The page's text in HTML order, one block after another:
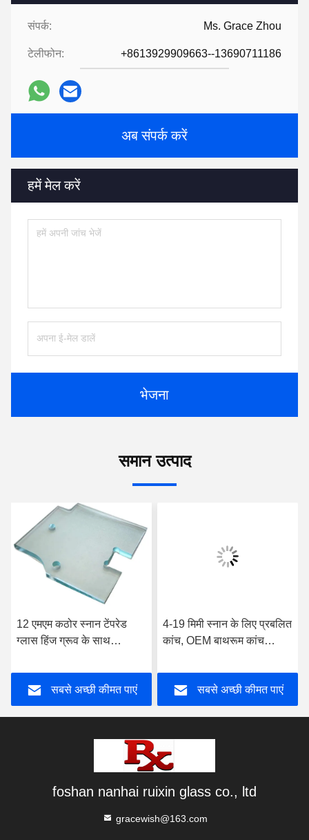
संपर्क: Ms. Grace Zhou
टेलीफोन: +8613929909663--13690711186
अब संपर्क करें
हमें मेल करें
भेजना
समान उत्पाद
12 एमएम कठोर स्नान टेंपरेड
ग्लास हिंज ग्रूव के साथ
सबसे अच्छी कीमत पाएं
4-19 मिमी स्नान के लिए प्रबलित
कांच, OEM बाथरूम कांच
सबसे अच्छी कीमत पाएं
foshan nanhai ruixin glass co., ltd
gracewish@163.com